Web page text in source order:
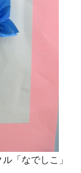
「なでしこ」